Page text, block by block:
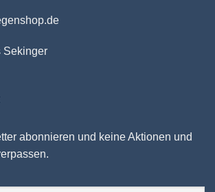
Sekinger
abonnieren und keine Aktionen und